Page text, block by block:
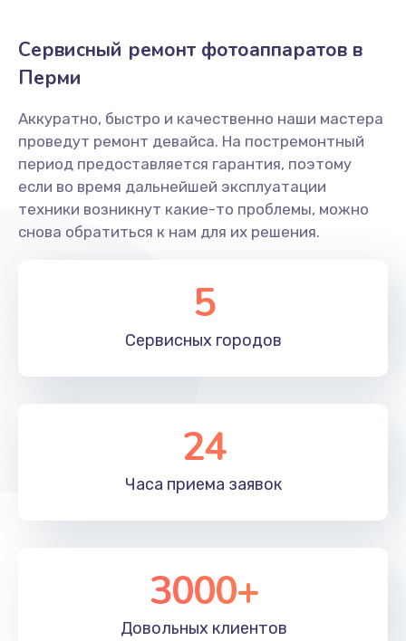
1800 руб.
Замена ультразвукового мотора
1800 руб.
Заказать
Сервисный ремонт фотоаппаратов в
Перми
Аккуратно, быстро и качественно наши мастера
проведут ремонт девайса. На постремонтный
период предоставляется гарантия, поэтому
если во время дальнейшей эксплуатации
техники возникнут какие-то проблемы, можно
снова обратиться к нам для их решения.
5
Сервисных городов
24
Часа приема заявок
3000+
Довольных клиентов